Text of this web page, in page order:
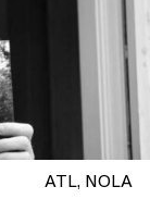
ATL NOLA